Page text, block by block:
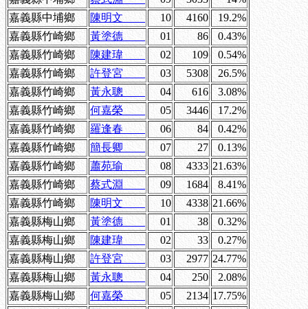
嘉義縣中埔鄉
陳明文 10 4160
19.2%
嘉義縣竹崎鄉
黃塗德 01 86
0.43%
嘉義縣竹崎鄉
陳建瑋 02 109
0.54%
嘉義縣竹崎鄉
許登宮 03 5308
26.5%
嘉義縣竹崎鄉
黃永聰 04 616
3.08%
嘉義縣竹崎鄉
何嘉榮 05 3446
17.2%
嘉義縣竹崎鄉
羅逢春 06 84
0.42%
嘉義縣竹崎鄉
簡長卿 07 27
0.13%
嘉義縣竹崎鄉
蕭苑瑜 08 4333 21.63%
嘉義縣竹崎鄉
蔡式淵 09 1684
8.41%
嘉義縣竹崎鄉
陳明文 10 4338 21.66%
嘉義縣梅山鄉
黃塗德 01 38
0.32%
嘉義縣梅山鄉
陳建瑋 02 33
0.27%
嘉義縣梅山鄉
許登宮 03 2977 24.77%
嘉義縣梅山鄉
黃永聰 04 250
2.08%
嘉義縣梅山鄉
何嘉榮 05 2134 17.75%